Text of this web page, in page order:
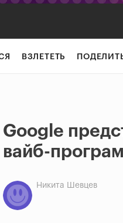
ВЗЛЕТЕТЬ
Google
вайб-
Никита Шевцев